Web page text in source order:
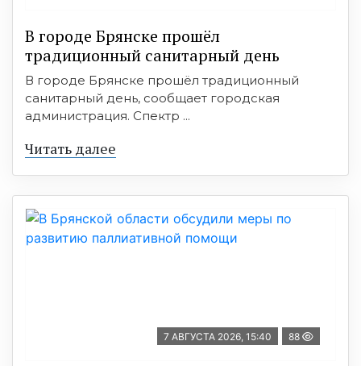
В городе Брянске прошёл
традиционный санитарный день
В городе Брянске прошёл традиционный
санитарный день, сообщает городская
администрация. Спектр ...
Читать далее
7 АВГУСТА 2026, 15:40 88